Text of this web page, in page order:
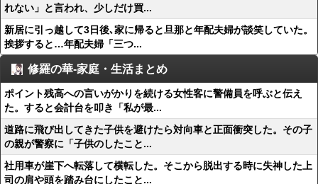
れない」と言われ、少しだけ買...
新居に引っ越して3日後､家に帰ると旦那と年配夫婦が談笑していた。
挨拶すると…年配夫婦「三つ...
修羅の華-家庭・生活まとめ
ポイント残高への言いがかりを続ける女性客に警備員を呼ぶと伝え
た。すると会計台を叩き「私が最...
道路に飛び出してきた子供を避けたら対向車と正面衝突した。その子
の親が警察に「子供のしたこと...
社用車が崖下へ転落して横転した。そこから脱出する時に失神した上
司の肩や頭を踏み台にしたこと...